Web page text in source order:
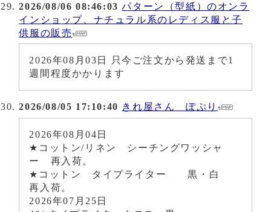
2026/08/06 08:46:03 パターン（型紙）のオンラ
インショップ、ナチュラル系のレディス服と子
供服の販売
2026年08月03日 只今ご注文から発送まで1
週間程度かかります
2026/08/05 17:10:40 きれ屋さん ぽぷり
2026年08月04日
★コットン/リネン シーチングワッシャ
ー 再入荷。
★コットン タイプライター 黒・白
再入荷。
2026年07月25日